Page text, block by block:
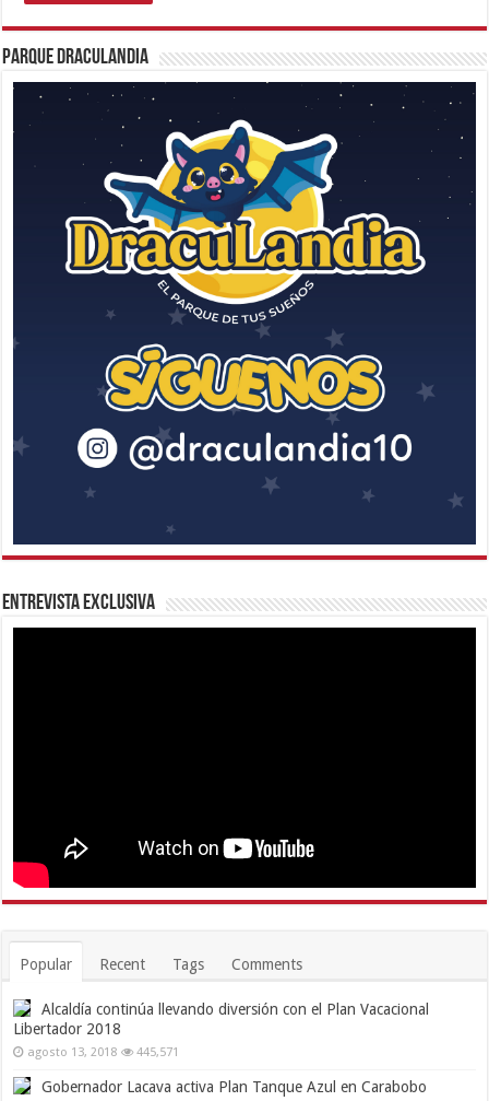
Parque Draculandia
Entrevista Exclusiva
Popular Recent Tags Comments
Alcaldía continúa llevando diversión con el Plan Vacacional
Libertador 2018
agosto 13, 2018 445,571
Gobernador Lacava activa Plan Tanque Azul en Carabobo